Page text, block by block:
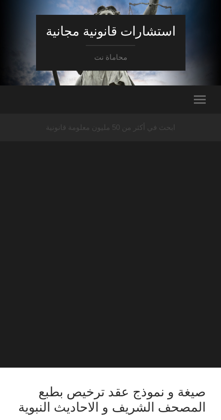
استشارات قانونية مجانية
محاماة نت
ابحث في أكثر من 50 مليون معلومة قانونية
صيغة و نموذج عقد ترخيص بطبع
المصحف الشريف و الاحاديث النبوية